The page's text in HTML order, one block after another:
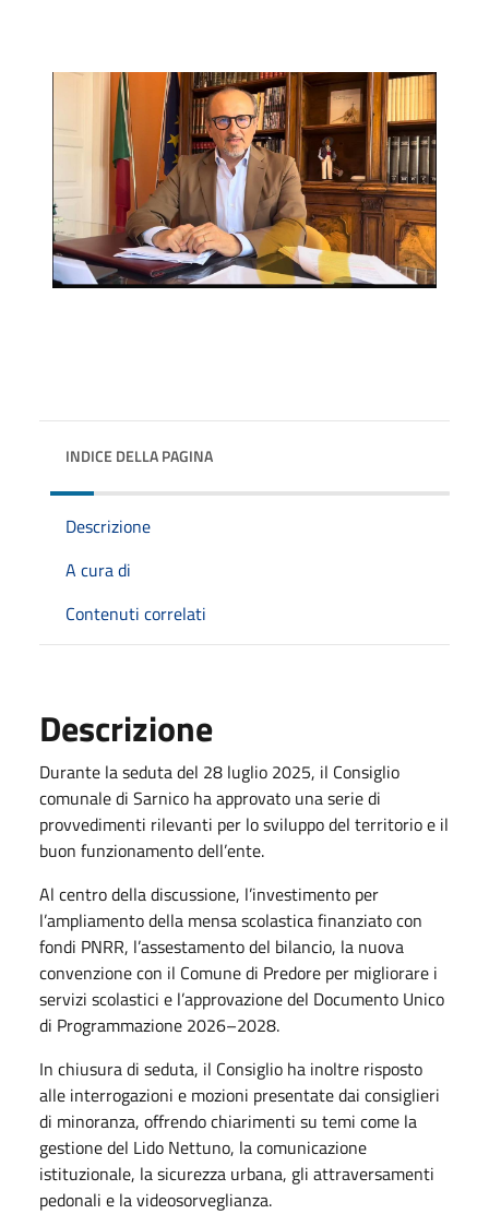
INDICE DELLA PAGINA
Descrizione
A cura di
Contenuti correlati
Descrizione
Durante la seduta del 28 luglio 2025, il Consiglio
comunale di Sarnico ha approvato una serie di
provvedimenti rilevanti per lo sviluppo del territorio e il
buon funzionamento dell’ente.
Al centro della discussione, l’investimento per
l’ampliamento della mensa scolastica finanziato con
fondi PNRR, l’assestamento del bilancio, la nuova
convenzione con il Comune di Predore per migliorare i
servizi scolastici e l’approvazione del Documento Unico
di Programmazione 2026–2028.
In chiusura di seduta, il Consiglio ha inoltre risposto
alle interrogazioni e mozioni presentate dai consiglieri
di minoranza, offrendo chiarimenti su temi come la
gestione del Lido Nettuno, la comunicazione
istituzionale, la sicurezza urbana, gli attraversamenti
pedonali e la videosorveglianza.